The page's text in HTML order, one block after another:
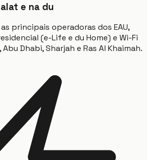
e na du
principais operadoras dos EAU,
(e-Life e du Home) e Wi-Fi
Dhabi, Sharjah e Ras Al Khaimah.